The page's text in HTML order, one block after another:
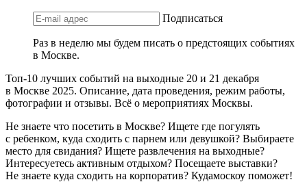
Подписаться
Раз в неделю мы будем писать о предстоящих событиях
в Москве.
Топ-10 лучших событий на выходные 20 и 21 декабря
в Москве 2025. Описание, дата проведения, режим работы,
фотографии и отзывы. Всё о мероприятиях Москвы.
Не знаете что посетить в Москве? Ищете где погулять
с ребенком, куда сходить с парнем или девушкой? Выбираете
место для свидания? Ищете развлечения на выходные?
Интересуетесь активным отдыхом? Посещаете выставки?
Не знаете куда сходить на корпоратив? Кудамоскоу поможет!